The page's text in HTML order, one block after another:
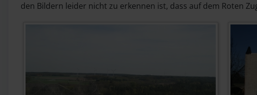
den Bildern leider nicht zu erkennen ist, dass auf dem Roten